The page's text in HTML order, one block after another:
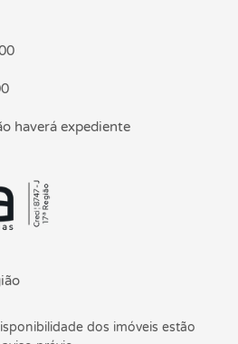
haverá expediente
dos imóveis estão